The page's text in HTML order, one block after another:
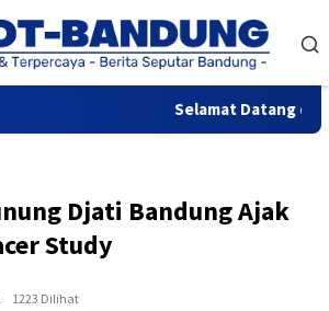
Selamat Datang di
Djati Bandung Ajak
Study
1223 Dilihat